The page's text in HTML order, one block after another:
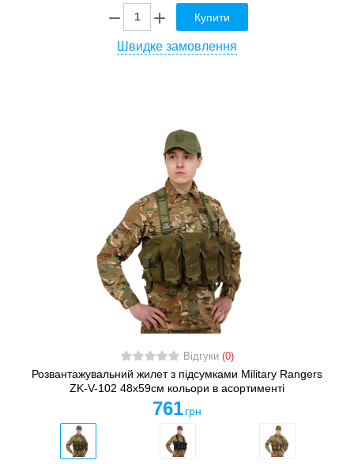
Купити
Швидке замовлення
Відгуки (0)
Розвантажувальний жилет з підсумками Military Rangers
ZK-V-102 48х59см кольори в асортименті
761 грн